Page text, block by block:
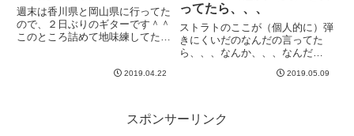
週末は香川県と岡山県に行ってた
ので、２日ぶりのギターです＾＾
このところ詰めて地味練してたの
ちのバンドの曲以外に１曲、他バ
2019.04.22
ってたら、、、
ストラトのここが（個人的に）弾
きにくいだのなんだの言ってた
ら、、、なんか、、、なんだ
しくなったwwなにこれwwもし、
うことがあれば、そのときはロー
ズ指...
2019.05.09
スポンサーリンク